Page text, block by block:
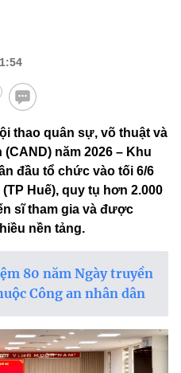
thao quân sự, võ thuật và
năm 2026 – Khu
đầu tổ chức vào tối 6/6
Huế), quy tụ hơn 2.000
sĩ tham gia và được
nền tảng.
80 năm Ngày truyền
Công an nhân dân